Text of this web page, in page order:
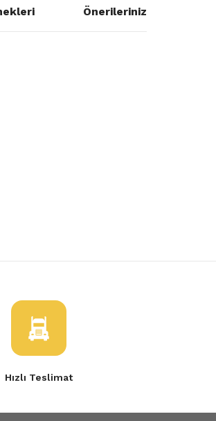
Önerileriniz
Hızlı Teslimat